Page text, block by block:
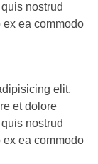
nostrud
ea commodo
elit,
et dolore
nostrud
ea commodo